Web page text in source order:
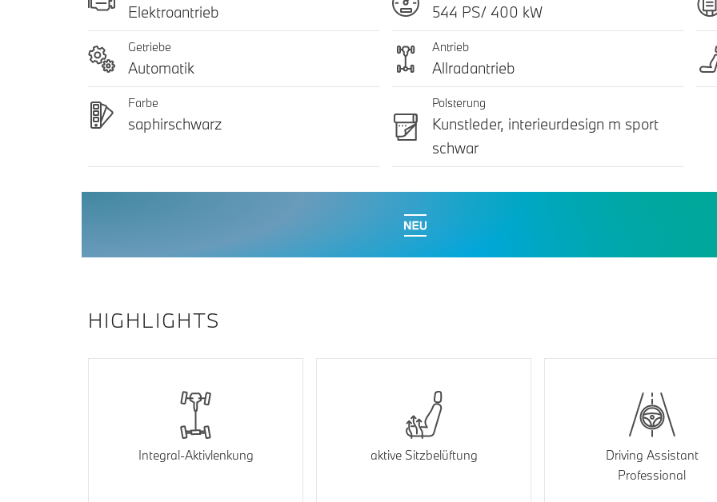
Elektroantrieb 544 PS/ 400 kW
Getriebe
Automatik
Antrieb
Allradantrieb
Farbe
saphirschwarz
Polsterung
Kunstleder, interieurdesign m sport
schwar
HIGHLIGHTS
Integral-Aktivlenkung aktive Sitzbelüftung
Driving Assistant
Professional